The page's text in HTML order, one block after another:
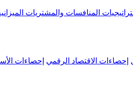
المنافسات والمشتريات
إحصاءات الاقتصاد الرقمي إحصاءات